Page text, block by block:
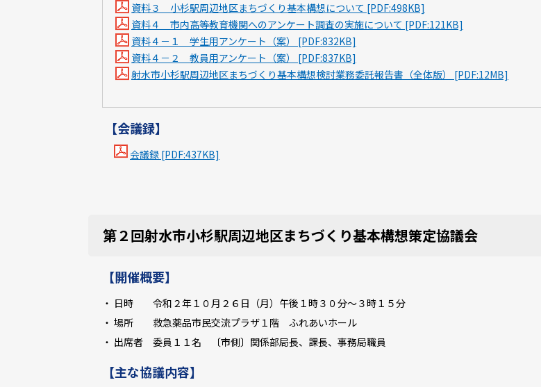
資料３ 小杉駅周辺地区まちづくり基本構想について [PDF:498KB]
資料４ 市内高等教育機関へのアンケート調査の実施について [PDF:121KB]
資料４－１ 学生用アンケート（案） [PDF:832KB]
資料４－２ 教員用アンケート（案） [PDF:837KB]
射水市小杉駅周辺地区まちづくり基本構想検討業務委託報告書（全体版） [PDF:12MB]
【会議録】
会議録 [PDF:437KB]
第２回射水市小杉駅周辺地区まちづくり基本構想策定協議会
【開催概要】
・ 日時 令和２年１０月２６日（月）午後１時３０分～３時１５分
・ 場所 救急薬品市民交流プラザ１階 ふれあいホール
・ 出席者 委員１１名 〔市側〕関係部局長、課長、事務局職員
【主な協議内容】